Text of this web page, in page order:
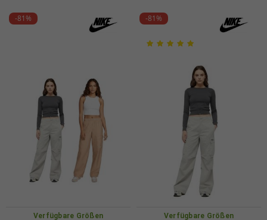
Italien
-81%
Verfügbare Größen
-81%
Verfügbare Größen